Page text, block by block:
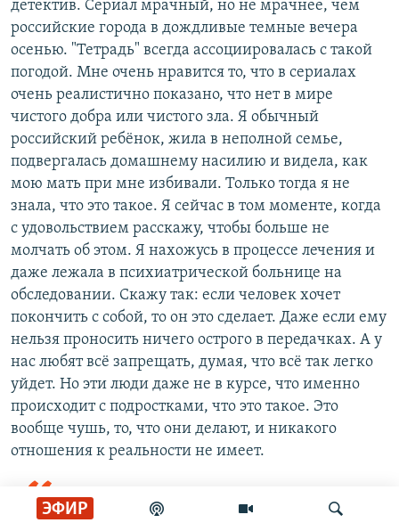
ЭФИР
детектив. Сериал мрачный, но не мрачнее, чем
российские города в дождливые темные вечера
осенью. "Тетрадь" всегда ассоциировалась с такой
погодой. Мне очень нравится то, что в сериалах
очень реалистично показано, что нет в мире
чистого добра или чистого зла. Я обычный
российский ребёнок, жила в неполной семье,
подвергалась домашнему насилию и видела, как
мою мать при мне избивали. Только тогда я не
знала, что это такое. Я сейчас в том моменте, когда
с удовольствием расскажу, чтобы больше не
молчать об этом. Я нахожусь в процессе лечения и
даже лежала в психиатрической больнице на
обследовании. Скажу так: если человек хочет
покончить с собой, то он это сделает. Даже если ему
нельзя проносить ничего острого в передачках. А у
нас любят всё запрещать, думая, что всё так легко
уйдет. Но эти люди даже не в курсе, что именно
происходит с подростками, что это такое. Это
вообще чушь, то, что они делают, и никакого
отношения к реальности не имеет.
Подростки сами могут не понимать,
что с ними происходит что-то не то. Им